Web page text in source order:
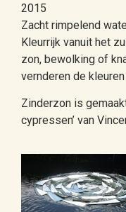
2015
Zacht rimpelend
Kleurrijk vanuit het
zon, bewolking of
vernderen de
Zinderzon is
cypressen’ van